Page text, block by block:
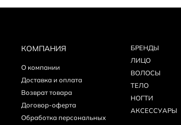
КОМПАНИЯ
О компании
Доставка и оплата
Возврат товара
Договор-оферта
Обработка персональных
БPEНДЫ
ЛИЦО
ВОЛОСЫ
ТЕЛО
НОГТИ
АКСЕССУАРЫ